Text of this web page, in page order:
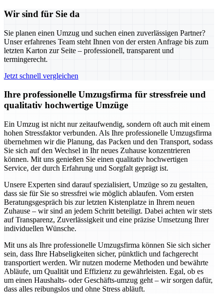
Wir sind für Sie da
Sie planen einen Umzug und suchen einen zuverlässigen Partner?
Unser erfahrenes Team steht Ihnen von der ersten Anfrage bis zum
letzten Karton zur Seite – professionell, transparent und
termingerecht.
Jetzt schnell vergleichen
Ihre professionelle Umzugsfirma für stressfreie und
qualitativ hochwertige Umzüge
Ein Umzug ist nicht nur zeitaufwendig, sondern oft auch mit einem
hohen Stressfaktor verbunden. Als Ihre professionelle Umzugsfirma
übernehmen wir die Planung, das Packen und den Transport, sodass
Sie sich auf den Wechsel in Ihr neues Zuhause konzentrieren
können. Mit uns genießen Sie einen qualitativ hochwertigen
Service, der durch Erfahrung und Sorgfalt geprägt ist.
Unsere Experten sind darauf spezialisiert, Umzüge so zu gestalten,
dass sie für Sie so stressfrei wie möglich ablaufen. Vom ersten
Beratungsgespräch bis zur letzten Kistenplatze in Ihrem neuen
Zuhause – wir sind an jedem Schritt beteiligt. Dabei achten wir stets
auf Transparenz, Zuverlässigkeit und eine präzise Umsetzung Ihrer
individuellen Wünsche.
Mit uns als Ihre professionelle Umzugsfirma können Sie sich sicher
sein, dass Ihre Habseligkeiten sicher, pünktlich und fachgerecht
transportiert werden. Wir nutzen moderne Methoden und bewährte
Abläufe, um Qualität und Effizienz zu gewährleisten. Egal, ob es
um einen Haushalts- oder Geschäfts-umzug geht – wir sorgen dafür,
dass alles reibungslos und ohne Stress abläuft.